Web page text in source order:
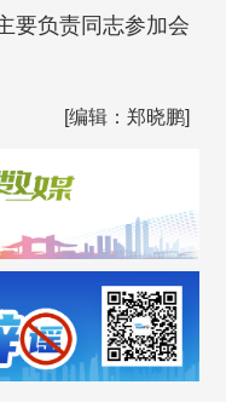
要负责同志参加会
[编辑：郑晓鹏]